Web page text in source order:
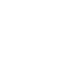
poslove